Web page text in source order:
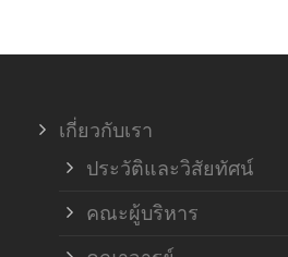
เกี่ยวกับเรา
ประวัติและวิสัยทัศน์
คณะผู้บริหาร